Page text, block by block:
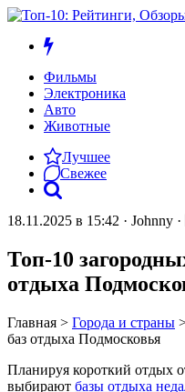
Фильмы
Электроника
Авто
Животные
Лучшее
Свежее
18.11.2025 в 15:42 · Johnny ·
Топ-10
отдыха
Главная > Города и страны
баз отдыха Подмосковья
Планируя короткий отдых
выбирают базы отдыха